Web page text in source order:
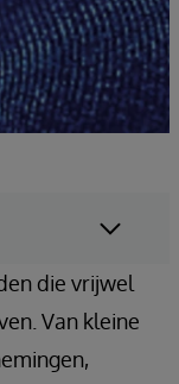
die vrijwel
Van kleine